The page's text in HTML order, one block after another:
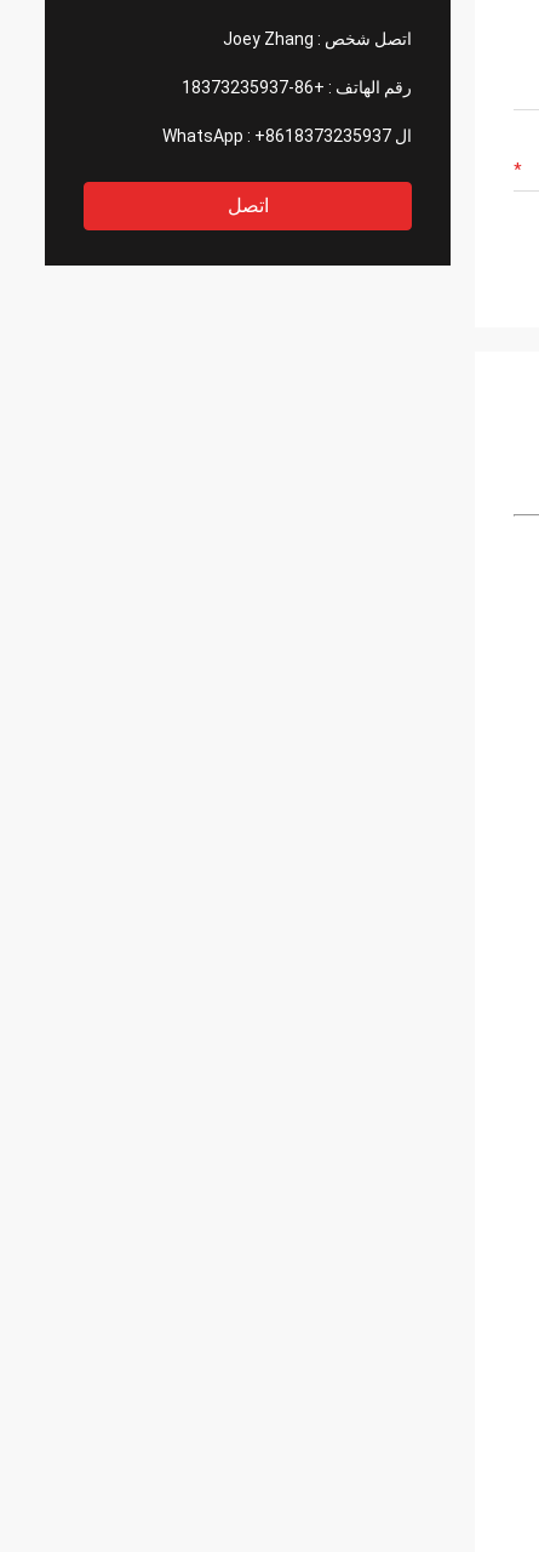
اتصل شخص : Joey Zhang
رقم الهاتف : +86-18373235937
ال WhatsApp : +8618373235937
اتصل